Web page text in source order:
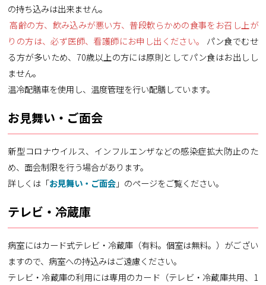
の持ち込みは出来ません。
高齢の方、飲み込みが悪い方、普段軟らかめの食事をお召し上が
りの方は、必ず医師、看護師にお申し出ください。
パン食でむせ
る方が多いため、70歳以上の方には原則としてパン食はお出しし
ません。
温冷配膳車を使用し、温度管理を行い配膳しています。
お見舞い・ご面会
新型コロナウイルス、インフルエンザなどの感染症拡大防止のた
め、面会制限を行う場合があります。
詳しくは「お見舞い・ご面会」のページをご覧ください。
テレビ ・冷蔵庫
病室にはカード式テレビ・冷蔵庫（有料。個室は無料。）がござい
ますので、病室への持込みはご遠慮ください。
テレビ・冷蔵庫の利用には専用のカード（テレビ・冷蔵庫共用、1